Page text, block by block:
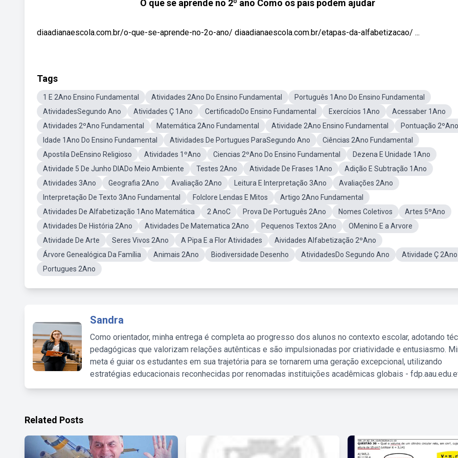
O que se aprende no 2º ano Como os pais podem ajudar
diaadianaescola.com.br/o-que-se-aprende-no-2o-ano/ diaadianaescola.com.br/etapas-da-alfabetizacao/ ...
Tags
1 E 2Ano Ensino Fundamental Atividades 2Ano Do Ensino Fundamental
Português 1Ano Do Ensino Fundamental
AtividadesSegundo Ano
Atividades Ç 1Ano CertificadoDo Ensino Fundamental Exercícios 1Ano
Acessaber 1Ano
Atividades 2ºAno Fundamental
Matemática 2Ano Fundamental Atividade 2Ano Ensino Fundamental
Pontuação 2ºAno
Idade 1Ano Do Ensino Fundamental
Atividades De Portugues ParaSegundo Ano
Ciências 2Ano Fundamental
Apostila DeEnsino Religioso
Atividades 1ºAno Ciencias 2ºAno Do Ensino Fundamental
Dezena E Unidade 1Ano
Atividade 5 De Junho DIADo Meio Ambiente
Testes 2Ano Atividade De Frases 1Ano
Adição E Subtração 1Ano
Atividades 3Ano
Geografia 2Ano Avaliação 2Ano Leitura E Interpretação 3Ano
Avaliações 2Ano
Interpretação De Texto 3Ano Fundamental
Folclore Lendas E Mitos
Artigo 2Ano Fundamental
Atividades De Alfabetização 1Ano Matemática
2 AnoC Prova De Português 2Ano Nomes Coletivos
Artes 5ºAno
Atividades De História 2Ano
Atividades De Matematica 2Ano Pequenos Textos 2Ano
OMenino E a Arvore
Atividade De Arte
Seres Vivos 2Ano A Pipa E a Flor Atividades
Aividades Alfabetização 2ºAno
Árvore Genealógica Da Família
Animais 2Ano Biodiversidade Desenho AtividadesDo Segundo Ano
Atividade Ç 2Ano
Portugues 2Ano
Sandra
Como orientador, minha entrega é completa ao progresso dos alunos no contexto escolar, adotando
pedagógicas que valorizam relações autênticas e são impulsionadas por criatividade e entusiasmo.
meta é guiar os estudantes em sua trajetória para se tornarem uma geração excepcional, utilizando
estratégias educacionais reconhecidas por renomadas instituições acadêmicas globais -
Related Posts